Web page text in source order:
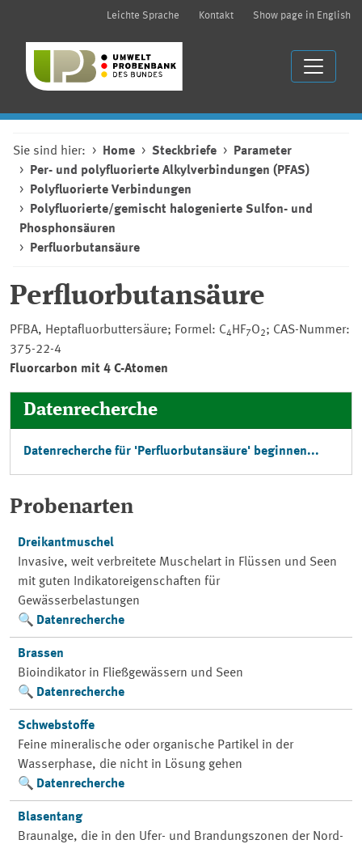
Leichte Sprache Kontakt Show page in English
Sie sind hier: Home Steckbriefe
Parameter
Per- und polyfluorierte Alkylverbindungen (PFAS)
Polyfluorierte Verbindungen
Polyfluorierte/gemischt halogenierte Sulfon- und
Phosphonsäuren
Perfluorbutansäure
Perfluorbutansäure
PFBA, Heptafluorbuttersäure; Formel: C4HF7O2; CAS-Nummer:
375-22-4
Fluorcarbon mit 4 C-Atomen
Datenrecherche
Datenrecherche für 'Perfluorbutansäure' beginnen...
Probenarten
Dreikantmuschel
Invasive, weit verbreitete Muschelart in Flüssen und Seen
mit guten Indikatoreigenschaften für
Gewässerbelastungen
Datenrecherche
Brassen
Bioindikator in Fließgewässern und Seen
Datenrecherche
Schwebstoffe
Feine mineralische oder organische Partikel in der
Wasserphase, die nicht in Lösung gehen
Datenrecherche
Blasentang
Braunalge, die in den Ufer- und Brandungszonen der Nord-